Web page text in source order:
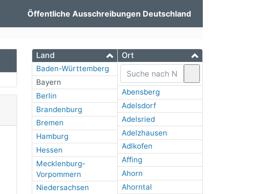
Öffentliche Ausschreibungen Deutschland
Land
Baden-Württemberg
Bayern
Berlin
Brandenburg
Bremen
Hamburg
Hessen
Mecklenburg-
Vorpommern
Niedersachsen
Ort
Abensberg
Adelsdorf
Adelsried
Adelzhausen
Adlkofen
Affing
Ahorn
Ahorntal